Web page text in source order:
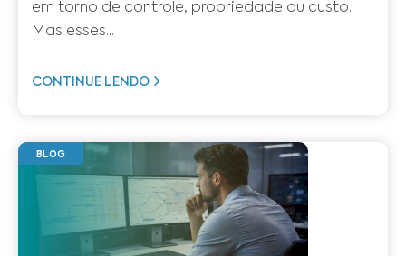
em torno de controle, propriedade ou custo.
Mas esses...
CONTINUE LENDO
BLOG